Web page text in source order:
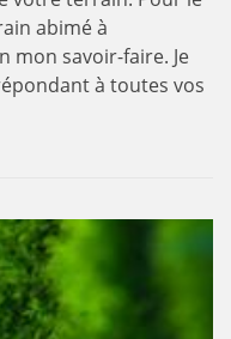
abimé à
mon savoir-faire. Je
à toutes vos